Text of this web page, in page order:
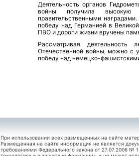
Деятельность органов
войны получила высокую
правительственными
победу над Гер­манией в
ПВО и дороги жизни вручены
Рассматривая деятельность
Отечественной войны, можно с
победу над немецко-
При использовании всех размещенных на сайте
Размещенная на сайте информация не является
требованиями Федерального закона от 27.07.2006